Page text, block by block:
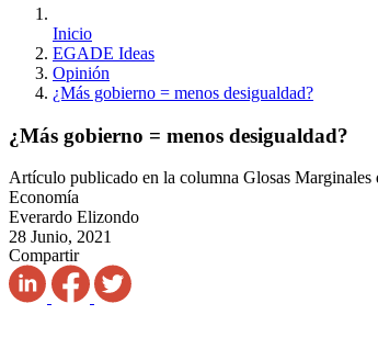
Inicio
EGADE Ideas
Opinión
¿Más gobierno = menos desigualdad?
¿Más gobierno = menos desigualdad?
Artículo publicado en la columna Glosas Marginales
Economía
Everardo Elizondo
28 Junio, 2021
Compartir